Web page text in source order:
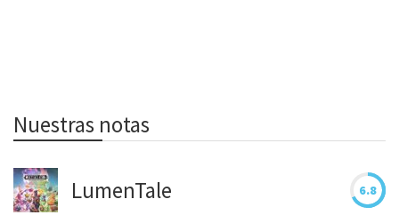
Nuestras notas
LumenTale 6.8